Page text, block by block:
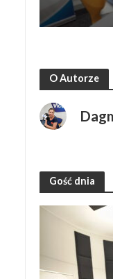
O Autorze
Gość dnia